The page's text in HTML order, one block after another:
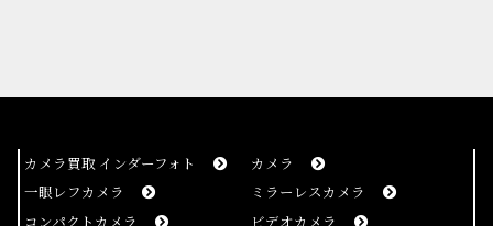
カメラ買取 インダーフォト
カメラ
一眼レフカメラ
ミラーレスカメラ
コンパクトカメラ
ビデオカメラ